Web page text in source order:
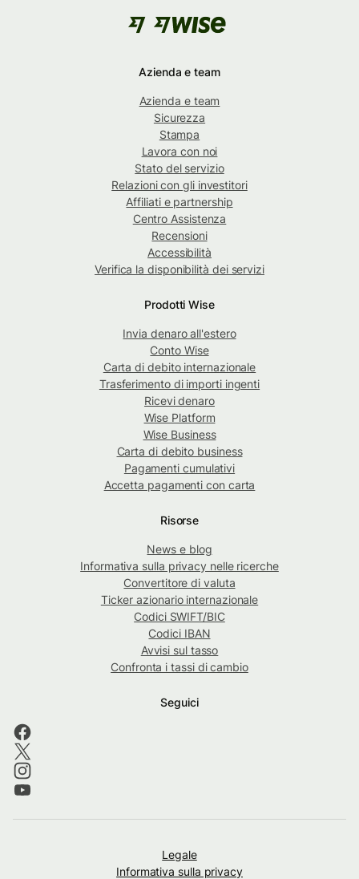
Azienda e team
Azienda e team
Sicurezza
Stampa
Lavora con noi
Stato del servizio
Relazioni con gli investitori
Affiliati e partnership
Centro Assistenza
Recensioni
Accessibilità
Verifica la disponibilità dei servizi
Prodotti Wise
Invia denaro all'estero
Conto Wise
Carta di debito internazionale
Trasferimento di importi ingenti
Ricevi denaro
Wise Platform
Wise Business
Carta di debito business
Pagamenti cumulativi
Accetta pagamenti con carta
Risorse
News e blog
Informativa sulla privacy nelle ricerche
Convertitore di valuta
Ticker azionario internazionale
Codici SWIFT/BIC
Codici IBAN
Avvisi sul tasso
Confronta i tassi di cambio
Seguici
Legale
Informativa sulla privacy